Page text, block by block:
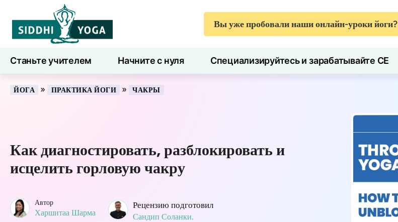
Вы уже пробовали наши онлайн-уроки йоги?
Станьте учителем Начните с нуля Специализируйтесь и зарабатывайте CE
7 дней здоровья Блог Учиться
ЙОГА » ПРАКТИКА ЙОГИ » ЧАКРЫ
Как диагностировать, разблокировать и
исцелить горловую чакру
Автор
Харшитаа Шарма
Рецензию подготовил
Сандип Соланки.